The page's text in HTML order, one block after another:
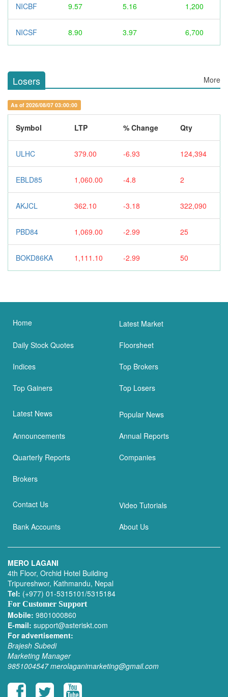
NICBF 9.57 5.16 1,200
NICSF 8.90 3.97 6,700
Losers More
As of 2026/08/07 03:00:00
Symbol LTP % Change Qty
ULHC 379.00 -6.93 124,394
EBLD85 1,060.00 -4.8 2
AKJCL 362.10 -3.18 322,090
PBD84 1,069.00 -2.99 25
BOKD86KA 1,111.10 -2.99 50
Home Latest Market
Daily Stock Quotes Floorsheet
Indices Top Brokers
Top Gainers Top Losers
Latest News Popular News
Announcements Annual Reports
Quarterly Reports Companies
Brokers
Contact Us Video Tutorials
Bank Accounts About Us
MERO LAGANI
4th Floor, Orchid Hotel Building
Tripureshwor, Kathmandu, Nepal
Tel: (+977) 01-5315101/5315184
For Customer Support
Mobile: 9801000860
E-mail: support@asteriskt.com
For advertisement:
Brajesh Subedi
Marketing Manager
9851004547 merolaganimarketing@gmail.com